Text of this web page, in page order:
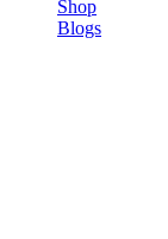
Shop
Blogs